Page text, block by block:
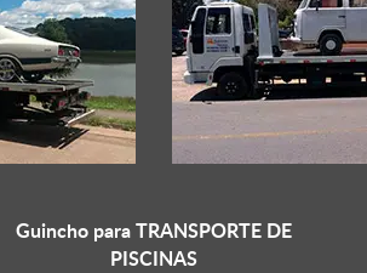
Guincho paraTRANSPORTE DE
PISCINAS